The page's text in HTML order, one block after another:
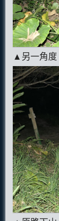
▲另一角度